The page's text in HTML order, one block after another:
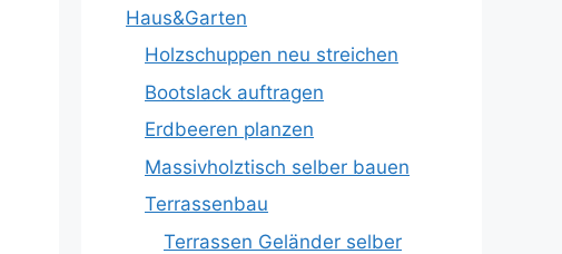
Haus&Garten
Holzschuppen neu streichen
Bootslack auftragen
Erdbeeren planzen
Massivholztisch selber bauen
Terrassenbau
Terrassen Geländer selber